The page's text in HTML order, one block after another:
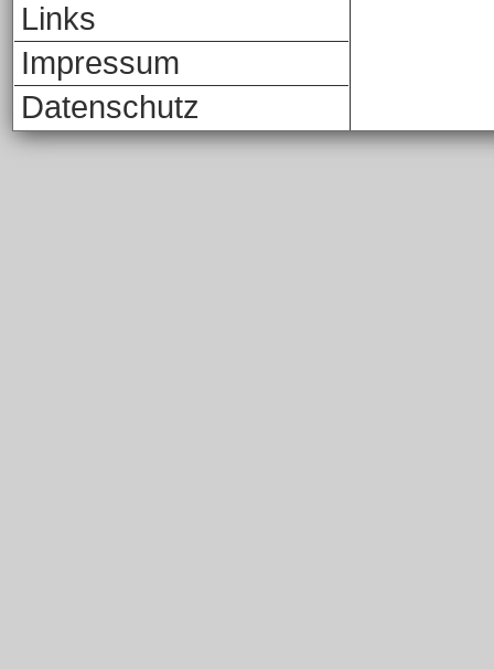
Links
Impressum
Datenschutz